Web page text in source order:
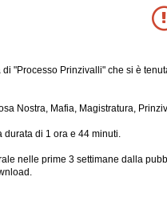
"Processo Prinzivalli" che si è
Nostra, Mafia, Magistratura,
di 1 ora e 44 minuti.
nelle prime 3 settimane dalla